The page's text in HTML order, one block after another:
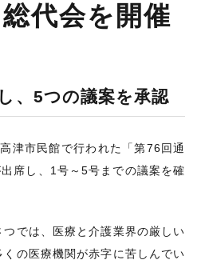
代会を開催
、5つの議案を承認
津市民館で行われた「第76回通
席し、1号～5号までの議案を確
では、医療と介護業界の厳しい
の医療機関が赤字に苦しんでい